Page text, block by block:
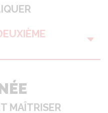
MAÎTRISER